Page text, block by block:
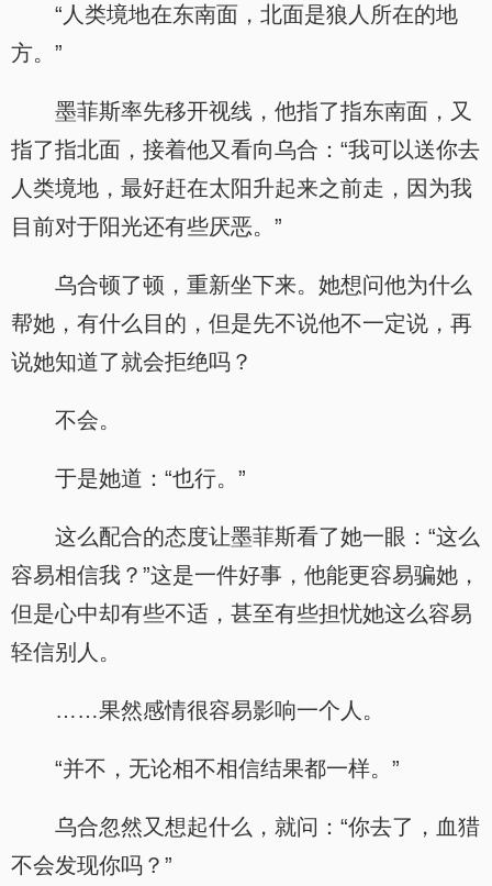
“人类境地在东南面，北面是狼人所在的地
方。”
墨菲斯率先移开视线，他指了指东南面，又
指了指北面，接着他又看向乌合：“我可以送你去
人类境地，最好赶在太阳升起来之前走，因为我
目前对于阳光还有些厌恶。”
乌合顿了顿，重新坐下来。她想问他为什么
帮她，有什么目的，但是先不说他不一定说，再
说她知道了就会拒绝吗？
不会。
于是她道：“也行。”
这么配合的态度让墨菲斯看了她一眼：“这么
容易相信我？”这是一件好事，他能更容易骗她，
但是心中却有些不适，甚至有些担忧她这么容易
轻信别人。
……果然感情很容易影响一个人。
“并不，无论相不相信结果都一样。”
乌合忽然又想起什么，就问：“你去了，血猎
不会发现你吗？”